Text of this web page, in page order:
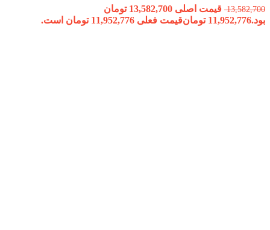
13,582,700
قیمت اصلی 13,582,700 تومان
بود.11,952,776 تومانقیمت فعلی 11,952,776 تومان است.